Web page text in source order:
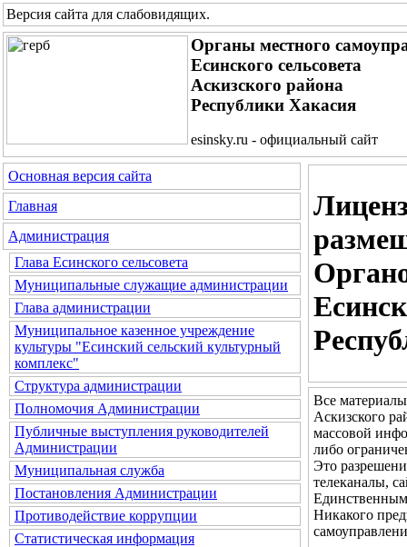
Версия сайта для слабовидящих.
Органы местного
Есинского сельсовета
Аскизского района
Республики Хакасия
esinsky.ru - официальный сайт
Основная версия сайта
Главная
Администрация
Глава Есинского сельсовета
Муниципальные служащие администрации
Глава администрации
Муниципальное казенное учреждение
культуры "Есинский сельский культурный
комплекс"
Структура администрации
Полномочия Администрации
Публичные выступления руководителей
Администрации
Муниципальная служба
Постановления Администрации
Противодействие коррупции
Статистическая информация
Все
Аскизского
массовой
либо
Это
телеканалы,
Единственным
Никакого